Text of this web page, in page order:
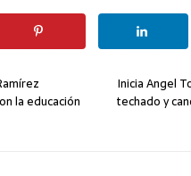
la educación
Inicia Angel
techado y